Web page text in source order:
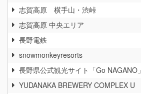
志賀高原 横手山・渋峠
志賀高原 中央エリア
長野電鉄
snowmonkeyresorts
長野県公式観光サイト「Go NAGANO」
YUDANAKA BREWERY COMPLEX U